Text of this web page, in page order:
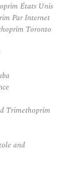
États Unis
Par Internet
Toronto
Trimethoprim
and